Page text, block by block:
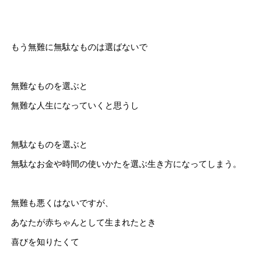
もう無難に無駄なものは選ばないで
無難なものを選ぶと
無難な人生になっていくと思うし
無駄なものを選ぶと
無駄なお金や時間の使いかたを選ぶ生き方になってしまう。
無難も悪くはないですが、
あなたが赤ちゃんとして生まれたとき
喜びを知りたくて